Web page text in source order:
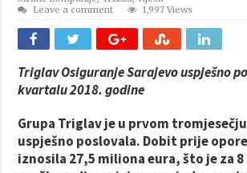
Leave a comment
1,997 Views
Triglav Osiguranje Sarajevo uspješno
kvartalu 2018. godine
Grupa Triglav je u prvom
uspješno poslovala. Dobit prije
iznosila 27,5 miliona eura, što je za 8